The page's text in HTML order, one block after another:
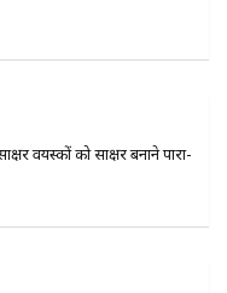
वयस्कों को साक्षर बनाने पारा-